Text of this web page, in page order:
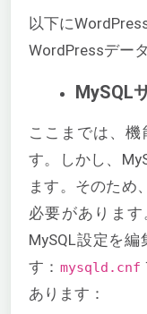
以下に
WordPressデー
MySQL
ここまでは、
す。しかし、
ます。そのため
必要がありま
MySQL設定を
す： mysqld.cnf
あります：